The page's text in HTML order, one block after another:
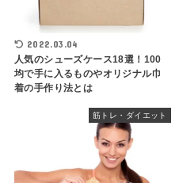
2022.03.04
人気のシューズケース18選！100
均で手に入るものやオリジナル巾
着の手作り法とは
筋トレ・ダイエット